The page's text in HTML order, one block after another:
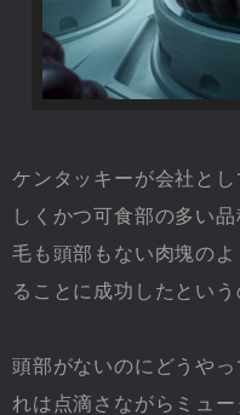
ケンタッキーが会社と
しくかつ可食部の多い
毛も頭部もない肉塊の
ることに成功したという
頭部がないのにどうや
れは点滴さながらミュ